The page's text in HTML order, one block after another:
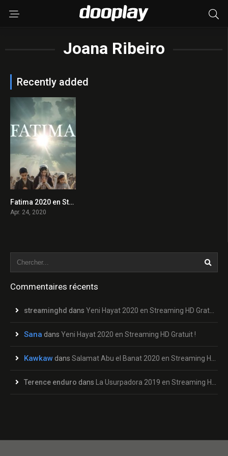
Joana Ribeiro
Recently added
0Fatima 2020 en Streaming HD Gratuit !
Apr. 24, 2020
Commentaires récents
streaminghd dans Yeni Hayat 2020 en Streaming HD Gratuit !
Sana dans Yeni Hayat 2020 en Streaming HD Gratuit !
Kawkaw dans Salamat Abu el Banat 2020 en Streaming HD Gratuit !
Terence enduro dans La Usurpadora 2019 en Streaming HD Gratuit !